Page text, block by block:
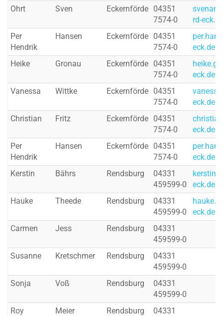
Ohrt
Sven Eckernförde 04351
7574-0
rd-
Per
Hendrik
Hansen Eckernförde 04351
7574-0
eck.de
Heike
Gronau Eckernförde 04351
7574-0
eck.de
Vanessa
Wittke Eckernförde 04351
7574-0
eck.de
Christian
Fritz Eckernförde 04351
7574-0
eck.de
Per
Hendrik
Hansen Eckernförde 04351
7574-0
eck.de
Kerstin
Bährs Rendsburg
04331
459599-0
eck.de
Hauke
Theede Rendsburg
04331
459599-0
eck.de
Carmen
Jess Rendsburg
04331
459599-0
Susanne
Kretschmer Rendsburg
04331
459599-0
Sonja
Voß Rendsburg
04331
459599-0
Roy
Meier Rendsburg
04331